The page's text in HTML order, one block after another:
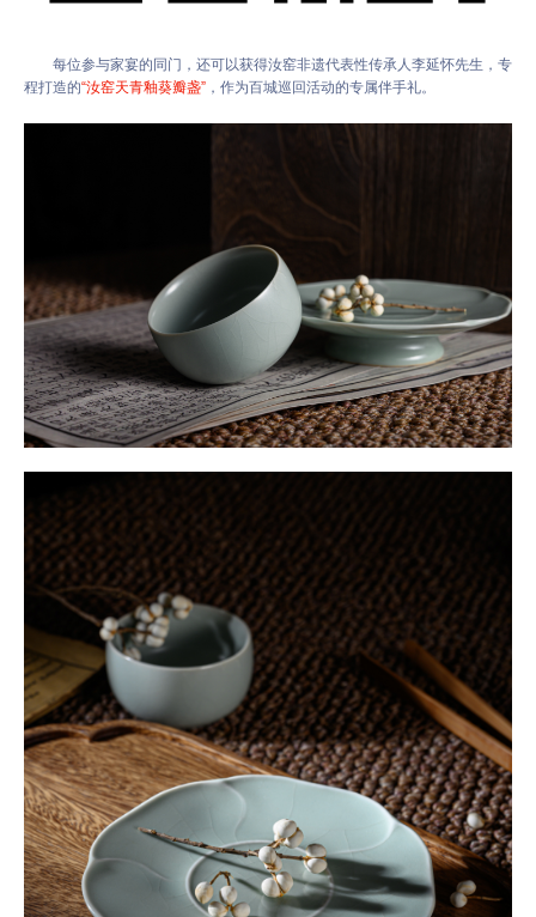
每位参与家宴的同门，还可以获得汝窑非遗代表性传承人李延怀先生，专
程打造的“汝窑天青釉葵瓣盏” ，作为百城巡回活动的专属伴手礼。